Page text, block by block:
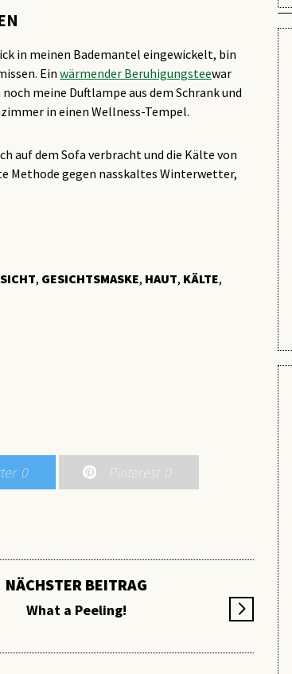
in meinen Bademantel eingewickelt, bin
Ein wärmender Beruhigungsteewar
meine Duftlampe aus dem Schrank und
in einen Wellness-Tempel.
auf dem Sofa verbracht und die Kälte von
Methode gegen nasskaltes Winterwetter,
, GESICHTSMASKE, HAUT, KÄLTE,
0 Pinterest 0
NÄCHSTER BEITRAG
What a Peeling!
KOSMETIK
DIE RICHTIGE LIPPENPFLEGE IM